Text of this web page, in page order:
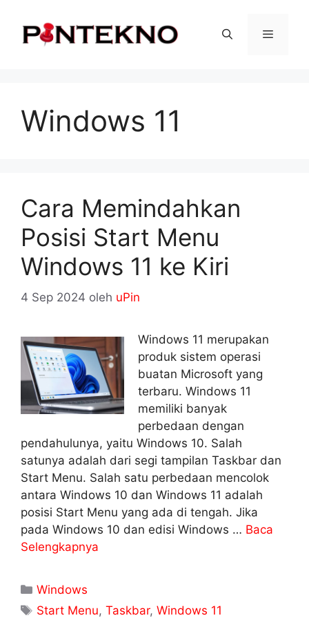
Windows 11
Cara Memindahkan
Posisi Start Menu
Windows 11 ke Kiri
4 Sep 2024 oleh uPin
Windows 11 merupakan
produk sistem operasi
buatan Microsoft yang
terbaru. Windows 11
memiliki banyak
perbedaan dengan
pendahulunya, yaitu Windows 10. Salah
satunya adalah dari segi tampilan Taskbar dan
Start Menu. Salah satu perbedaan mencolok
antara Windows 10 dan Windows 11 adalah
posisi Start Menu yang ada di tengah. Jika
pada Windows 10 dan edisi Windows … Baca
Selengkapnya
Kategori
Windows
Tag
Start Menu,Taskbar,Windows 11